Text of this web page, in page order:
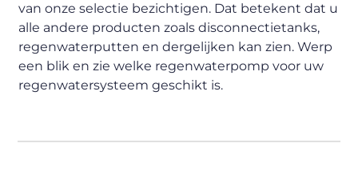
van onze selectie bezichtigen. Dat betekent dat u
alle andere producten zoals disconnectietanks,
regenwaterputten en dergelijken kan zien. Werp
een blik en zie welke regenwaterpomp voor uw
regenwatersysteem geschikt is.